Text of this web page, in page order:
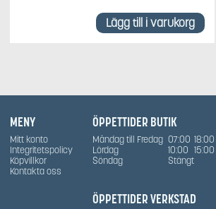
Lägg till i varukorg
MENY
Mitt konto
Integritetspolicy
Köpvillkor
Kontakta oss
ÖPPETTIDER BUTIK
Måndag till Fredag 07:00 18:00
Lördag
10:00 15:00
Söndag
Stängt
ÖPPETTIDER VERKSTAD